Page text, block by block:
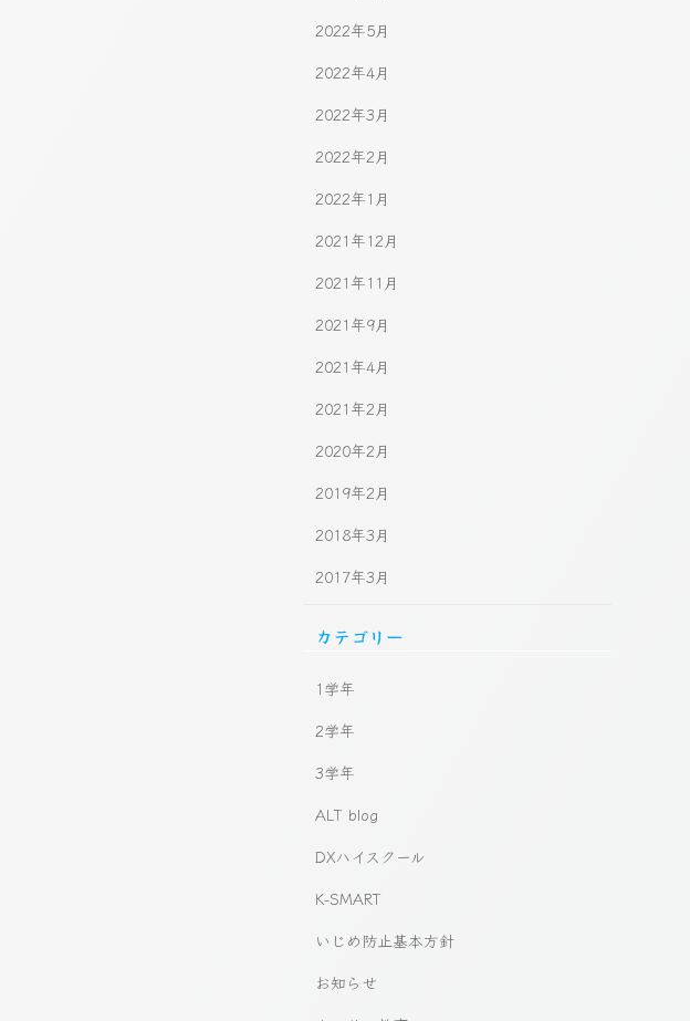
2022年5月
2022年4月
2022年3月
2022年2月
2022年1月
2021年12月
2021年11月
2021年9月
2021年4月
2021年2月
2020年2月
2019年2月
2018年3月
2017年3月
カテゴリー
1学年
2学年
3学年
ALT blog
DXハイスクール
K-SMART
いじめ防止基本方針
お知らせ